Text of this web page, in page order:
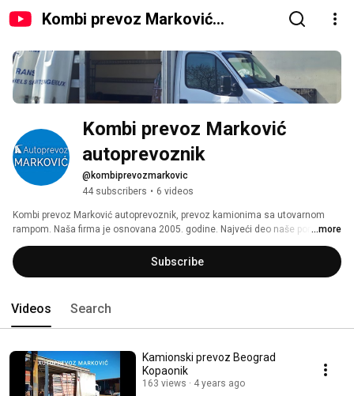
Kombi prevoz Marković
Kombi prevoz Marković
autoprevoznik
@kombiprevozmarkovic
44 subscribers • 6 videos
Kombi prevoz Marković autoprevoznik, prevoz kamionima sa utovarnom
rampom. Naša firma je osnovana 2005. godine. Najveći deo naše ponude
odnosi se na transport robe. Vršimo organizaciju prevoza robe za sva
fizička lica i pravna lica na teritoriji Beograda, Srbije, okolnih zemalja i na
evropskom kontinentu
...more
Subscribe
Videos Search
Kamionski prevoz Beograd
Kopaonik
163 views 4 years ago